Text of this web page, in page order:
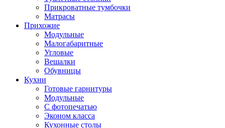
Прикроватные тумбочки
Матрасы
Прихожие
Модульные
Малогабаритные
Угловые
Вешалки
Обувницы
Кухни
Готовые гарнитуры
Модульные
С фотопечатью
Эконом класса
Кухонные столы